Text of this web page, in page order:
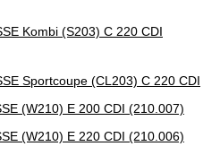
Kombi (S203) C 220 CDI
Sportcoupe (CL203) C 220 CDI
(W210) E 200 CDI (210.007)
(W210) E 220 CDI (210.006)